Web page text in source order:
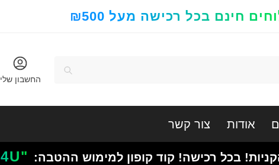
חינם בכל רכישה מעל ₪500
חיפוש
החשבון שלי
אודות צור קשר
בכל רכישה! קוד קופון למימוש ההטבה: "GIFT4U"